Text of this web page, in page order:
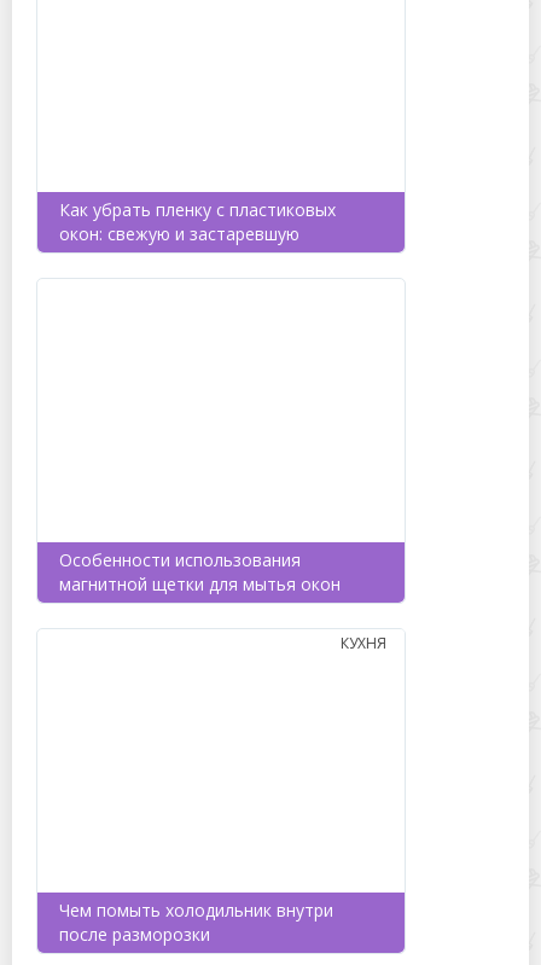
Как убрать пленку с пластиковых
окон: свежую и застаревшую
Особенности использования
магнитной щетки для мытья окон
Чем помыть холодильник внутри
после разморозки
КУХНЯ